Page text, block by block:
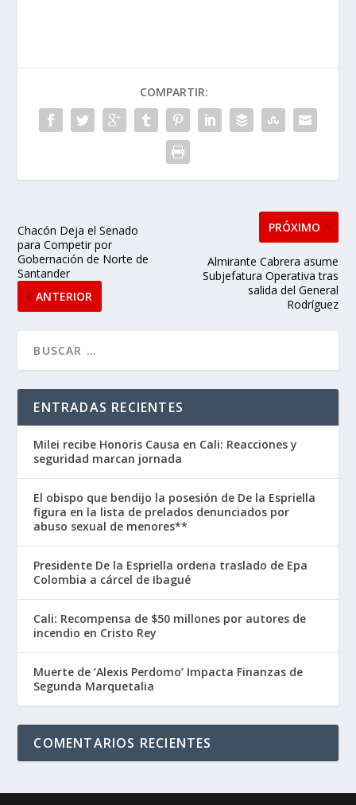
COMPARTIR:
Chacón Deja el Senado
para Competir por
Gobernación de Norte de
Santander
ANTERIOR
PRÓXIMO
Almirante Cabrera asume
Subjefatura Operativa tras
salida del General
Rodríguez
ENTRADAS RECIENTES
Milei recibe Honoris Causa en Cali: Reacciones y
seguridad marcan jornada
El obispo que bendijo la posesión de De la Espriella
figura en la lista de prelados denunciados por
abuso sexual de menores**
Presidente De la Espriella ordena traslado de Epa
Colombia a cárcel de Ibagué
Cali: Recompensa de $50 millones por autores de
incendio en Cristo Rey
Muerte de ‘Alexis Perdomo’ Impacta Finanzas de
Segunda Marquetalia
COMENTARIOS RECIENTES